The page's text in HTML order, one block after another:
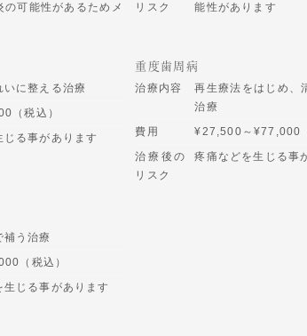
の可能性があるためメ
リスク
能性があります
に整える治療
（税込）
る事があります
重度歯周病
治療内容
再生療法をはじめ、
治療
費用
¥27,500～¥77,000
治療後の
リスク
疼痛などを生じる事
補う治療
（税込）
じる事があります